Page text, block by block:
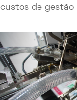
custos de gestão